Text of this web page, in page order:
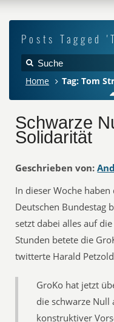
Posts Tagged
Home Tag: Tom
Schwarze
Solidarität
Geschrieben von:
In dieser Woche
Deutschen Bundestag
setzt dabei alles auf
Stunden betete die
twitterte Harald
GroKo hat jetzt
die schwarze Null
konstruktiver